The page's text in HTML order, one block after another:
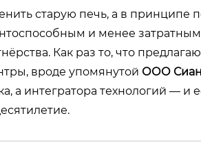
старую печь, а в принципе
и менее
Как раз то, что
вроде упомянутой ООО
а интегратора технологий — и